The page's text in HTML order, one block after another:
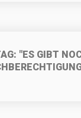
"ES GIBT